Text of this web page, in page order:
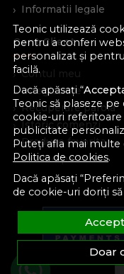
Teonic utilizează
pentru a conferi
personalizat și
facilă.
Dacă apăsați “
Teonic să plaseze
cookie-uri referitoare
publicitate
Puteți afla mai multe
Politica de cookies.
Dacă apăsați
de cookie-uri doriți
Doar
Informatii legale
Cont Client
Contul meu
Inregistrare
Recuperare parola
Istoric comenzi
Produse favorite
Devino partener